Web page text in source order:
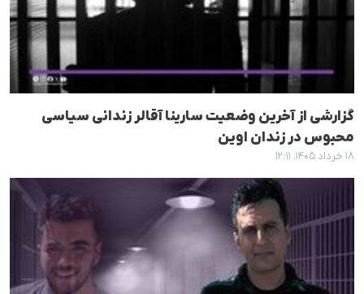
گزارشی از آخرین وضعیت سارینا آقالر زندانی سیاسی
محبوس در زندان اوین
۱۸ خرداد ۱۴۰۵، ۱۲:۱۱